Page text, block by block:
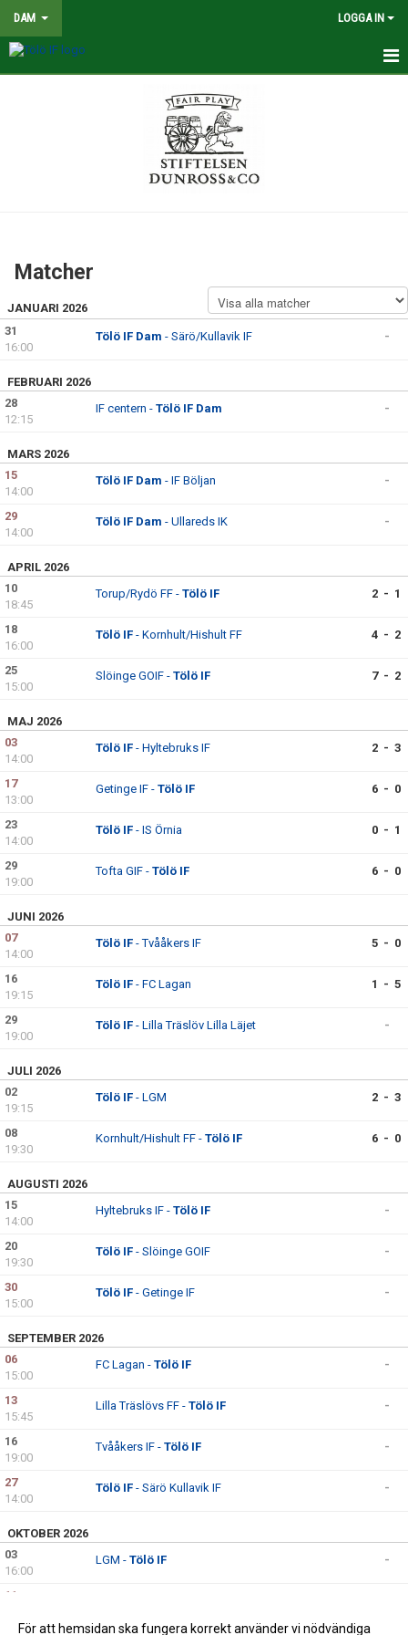
DAM LOGGA IN
DOKUMENT
Matcher
JANUARI 2026
31
16:00
Tölö IF Dam - Särö/Kullavik IF -
FEBRUARI 2026
28
12:15
IF centern - Tölö IF Dam -
MARS 2026
15
14:00
Tölö IF Dam - IF Böljan -
29
14:00
Tölö IF Dam - Ullareds IK -
APRIL 2026
10
18:45
Torup/Rydö FF - Tölö IF 2 - 1
18
16:00
Tölö IF - Kornhult/Hishult FF 4 - 2
25
15:00
Slöinge GOIF - Tölö IF 7 - 2
MAJ 2026
03
14:00
Tölö IF - Hyltebruks IF 2 - 3
17
13:00
Getinge IF - Tölö IF 6 - 0
23
14:00
Tölö IF - IS Örnia 0 - 1
29
19:00
Tofta GIF - Tölö IF 6 - 0
JUNI 2026
07
14:00
Tölö IF - Tvååkers IF 5 - 0
16
19:15
Tölö IF - FC Lagan 1 - 5
29
19:00
Tölö IF - Lilla Träslöv Lilla Läjet -
JULI 2026
02
19:15
Tölö IF - LGM 2 - 3
08
19:30
Kornhult/Hishult FF - Tölö IF 6 - 0
AUGUSTI 2026
15
14:00
Hyltebruks IF - Tölö IF -
20
19:30
Tölö IF - Slöinge GOIF -
30
15:00
Tölö IF - Getinge IF -
SEPTEMBER 2026
06
15:00
FC Lagan - Tölö IF -
13
15:45
Lilla Träslövs FF - Tölö IF -
16
19:00
Tvååkers IF - Tölö IF -
27
14:00
Tölö IF - Särö Kullavik IF -
OKTOBER 2026
03
16:00
LGM - Tölö IF -
11
För att hemsidan ska fungera korrekt använder vi nödvändiga